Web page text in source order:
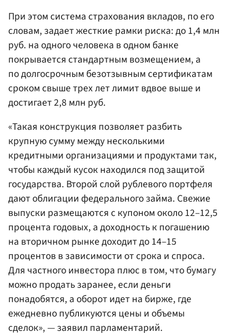
При этом система страхования вкладов, по его
словам, задает жесткие рамки риска: до 1,4 млн
руб. на одного человека в одном банке
покрывается стандартным возмещением, а
по долгосрочным безотзывным сертификатам
сроком свыше трех лет лимит вдвое выше и
достигает 2,8 млн руб.
«Такая конструкция позволяет разбить
крупную сумму между несколькими
кредитными организациями и продуктами так,
чтобы каждый кусок находился под защитой
государства. Второй слой рублевого портфеля
дают облигации федерального займа. Свежие
выпуски размещаются с купоном около 12–12,5
процента годовых, а доходность к погашению
на вторичном рынке доходит до 14–15
процентов в зависимости от срока и спроса.
Для частного инвестора плюс в том, что бумагу
можно продать заранее, если деньги
понадобятся, а оборот идет на бирже, где
ежедневно публикуются цены и объемы
сделок», — заявил парламентарий.